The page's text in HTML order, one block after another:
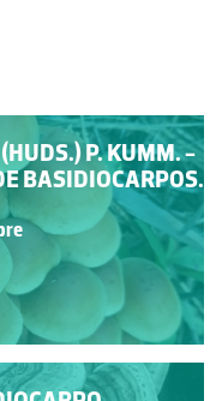
P. KUMM. -
BASIDIOCARPOS.